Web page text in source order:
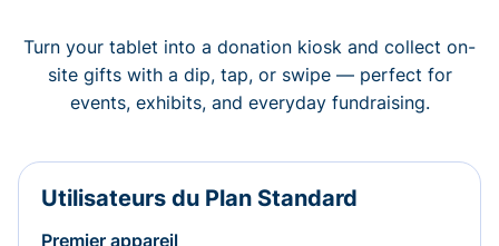
Turn your tablet into a donation kiosk and collect on-
site gifts with a dip, tap, or swipe — perfect for
events, exhibits, and everyday fundraising.
Utilisateurs du Plan Standard
Premier appareil